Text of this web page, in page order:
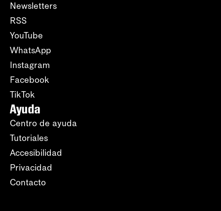
Newsletters
RSS
YouTube
WhatsApp
Instagram
Facebook
TikTok
Ayuda
Centro de ayuda
Tutoriales
Accesibilidad
Privacidad
Contacto